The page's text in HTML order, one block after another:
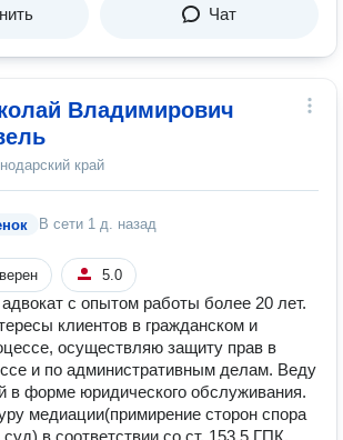
Чат
Владимирович
край
В сети 1 д. назад
5.0
с опытом работы более 20 лет.
клиентов в гражданском и
осуществляю защиту прав в
и по административным делам. Веду
в форме юридического обслуживания.
медиации(примирение сторон спора
в соответствии со ст. 153.5 ГПК.